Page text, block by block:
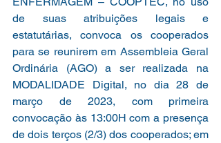
de suas atribuições legais e
estatutárias, convoca os cooperados
para se reunirem em Assembleia Geral
Ordinária (AGO) a ser realizada na
MODALIDADE Digital, no dia 28 de
março de 2023, com primeira
convocação às 13:00H com a presença
de dois terços (2/3) dos cooperados; em